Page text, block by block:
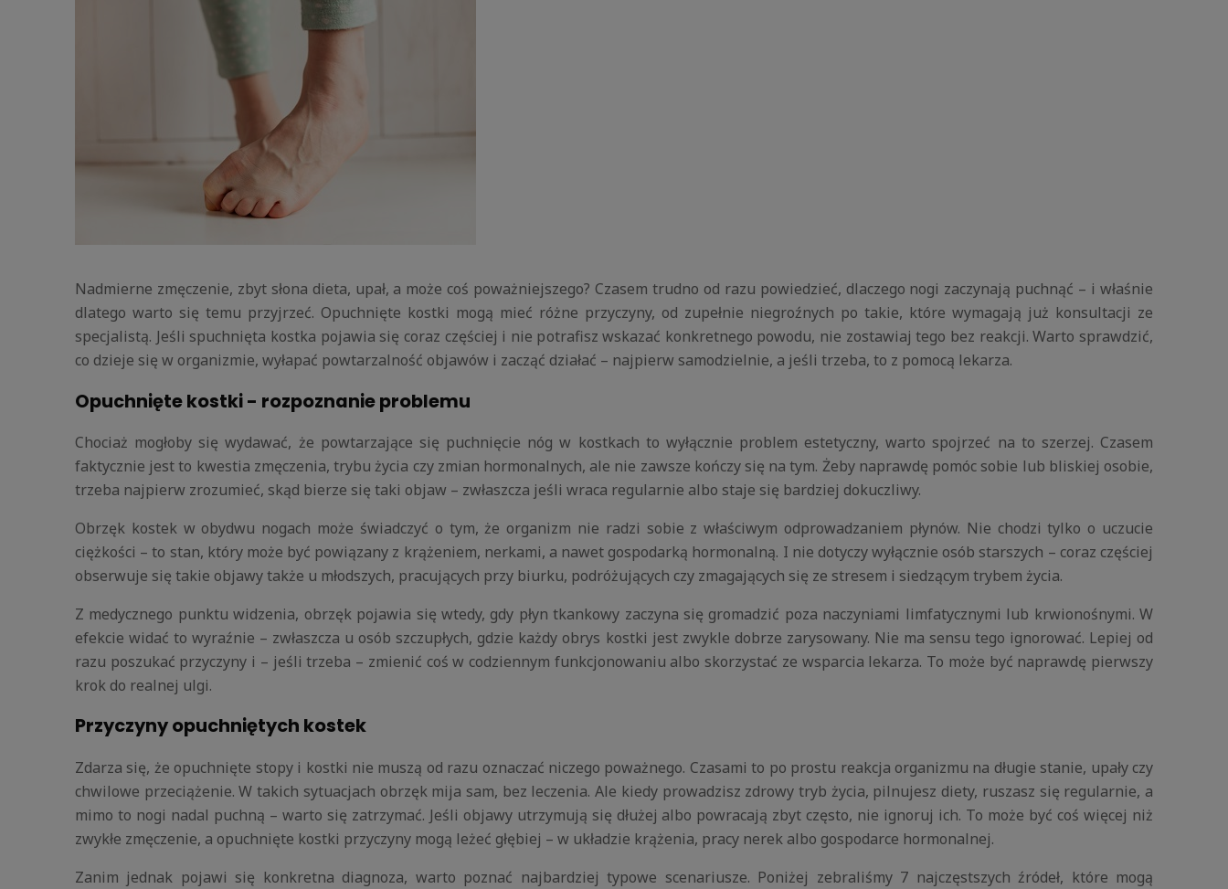
Nadmierne zmęczenie, zbyt słona dieta, upał, a może coś poważniejszego? Czasem trudno od razu powiedzieć, dlaczego nogi zaczynają puchnąć – i właśnie
dlatego warto się temu przyjrzeć. Opuchnięte kostki mogą mieć różne przyczyny, od zupełnie niegroźnych po takie, które wymagają już konsultacji ze
specjalistą. Jeśli spuchnięta kostka pojawia się coraz częściej i nie potrafisz wskazać konkretnego powodu, nie zostawiaj tego bez reakcji. Warto sprawdzić,
co dzieje się w organizmie, wyłapać powtarzalność objawów i zacząć działać – najpierw samodzielnie, a jeśli trzeba, to z pomocą lekarza.
Opuchnięte kostki - rozpoznanie problemu
Chociaż mogłoby się wydawać, że powtarzające się puchnięcie nóg w kostkach to wyłącznie problem estetyczny, warto spojrzeć na to szerzej. Czasem
faktycznie jest to kwestia zmęczenia, trybu życia czy zmian hormonalnych, ale nie zawsze kończy się na tym. Żeby naprawdę pomóc sobie lub bliskiej osobie,
trzeba najpierw zrozumieć, skąd bierze się taki objaw – zwłaszcza jeśli wraca regularnie albo staje się bardziej dokuczliwy.
Obrzęk kostek w obydwu nogach może świadczyć o tym, że organizm nie radzi sobie z właściwym odprowadzaniem płynów. Nie chodzi tylko o uczucie
ciężkości – to stan, który może być powiązany z krążeniem, nerkami, a nawet gospodarką hormonalną. I nie dotyczy wyłącznie osób starszych – coraz częściej
obserwuje się takie objawy także u młodszych, pracujących przy biurku, podróżujących czy zmagających się ze stresem i siedzącym trybem życia.
Z medycznego punktu widzenia, obrzęk pojawia się wtedy, gdy płyn tkankowy zaczyna się gromadzić poza naczyniami limfatycznymi lub krwionośnymi. W
efekcie widać to wyraźnie – zwłaszcza u osób szczupłych, gdzie każdy obrys kostki jest zwykle dobrze zarysowany. Nie ma sensu tego ignorować. Lepiej od
razu poszukać przyczyny i – jeśli trzeba – zmienić coś w codziennym funkcjonowaniu albo skorzystać ze wsparcia lekarza. To może być naprawdę pierwszy
krok do realnej ulgi.
Przyczyny opuchniętych kostek
Zdarza się, że opuchnięte stopy i kostki nie muszą od razu oznaczać niczego poważnego. Czasami to po prostu reakcja organizmu na długie stanie, upały czy
chwilowe przeciążenie. W takich sytuacjach obrzęk mija sam, bez leczenia. Ale kiedy prowadzisz zdrowy tryb życia, pilnujesz diety, ruszasz się regularnie, a
mimo to nogi nadal puchną – warto się zatrzymać. Jeśli objawy utrzymują się dłużej albo powracają zbyt często, nie ignoruj ich. To może być coś więcej niż
zwykłe zmęczenie, a opuchnięte kostki przyczyny mogą leżeć głębiej – w układzie krążenia, pracy nerek albo gospodarce hormonalnej.
Zanim jednak pojawi się konkretna diagnoza, warto poznać najbardziej typowe scenariusze. Poniżej zebraliśmy 7 najczęstszych źródeł, które mogą